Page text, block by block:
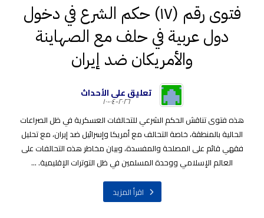
فتوى رقم (١٧) حكم الشرع في دخول
دول عربية في حلف مع الصهاينة
والأمريكان ضد إيران
تعليق على الأحداث
٢٠٢٦-٠٤-١٠
هذه فتوى تناقش الحكم الشرعي للتحالفات العسكرية في ظل الصراعات
الحالية بالمنطقة، خاصة التحالف مع أمريكا وإسرائيل ضد إيران، مع تحليل
فقهي قائم على المصلحة والمفسدة، وبيان مخاطر هذه التحالفات على
العالم الإسلامي ووحدة المسلمين في ظل التوترات الإقليمية. ...
اقرأ المزيد